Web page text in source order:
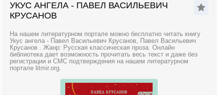
УКУС АНГЕЛА - ПАВЕЛ ВАСИЛЬЕВИЧ
КРУСАНОВ
На нашем литературном портале можно бесплатно читать книгу
Укус ангела - Павел Васильевич Крусанов, Павел Васильевич
Крусанов . Жанр: Русская классическая проза. Онлайн
библиотека дает возможность прочитать весь текст и даже без
регистрации и СМС подтверждения на нашем литературном
портале litmir.org.